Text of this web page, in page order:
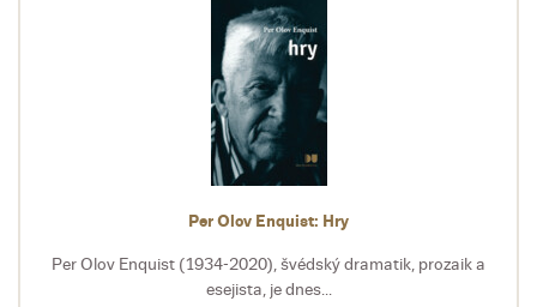
Per Olov Enquist: Hry
Per Olov Enquist (1934-2020), švédský dramatik, prozaik a
esejista, je dnes...